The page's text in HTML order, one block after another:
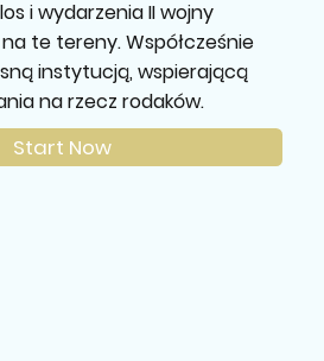
i wydarzenia II wojny
te tereny. Współcześnie
instytucją, wspierającą
na rzecz rodaków.
Start Now